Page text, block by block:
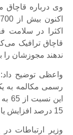
وی درباره قاچاق
اکثرا در سلامت
قاچاق ترافیک
ندهند مجوزشان
واعظی توضیح
رسمی مکالمه به
15 درصد افزایش یافته است.
وزیر ارتباطات